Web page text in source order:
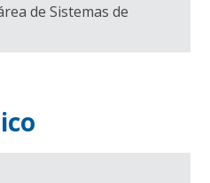
de Sistemas de